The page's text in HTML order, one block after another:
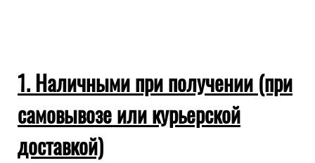
1. Наличными при получении (при
самовывозе или курьерской
доставкой)